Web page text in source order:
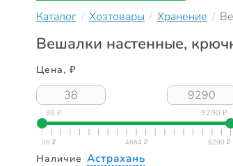
Каталог Хозтовары Хранение
Вешалки настенные,
Цена, ₽
38 ₽ 9290 ₽
Наличие Астрахань